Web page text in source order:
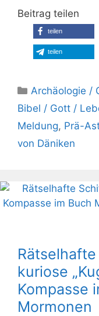
Beitrag teilen
teilen
teilen
Kategorien
Archäologie /
Bibel / Gott /
Meldung, Prä-
von Däniken
kuriose
Kompasse
Mormonen